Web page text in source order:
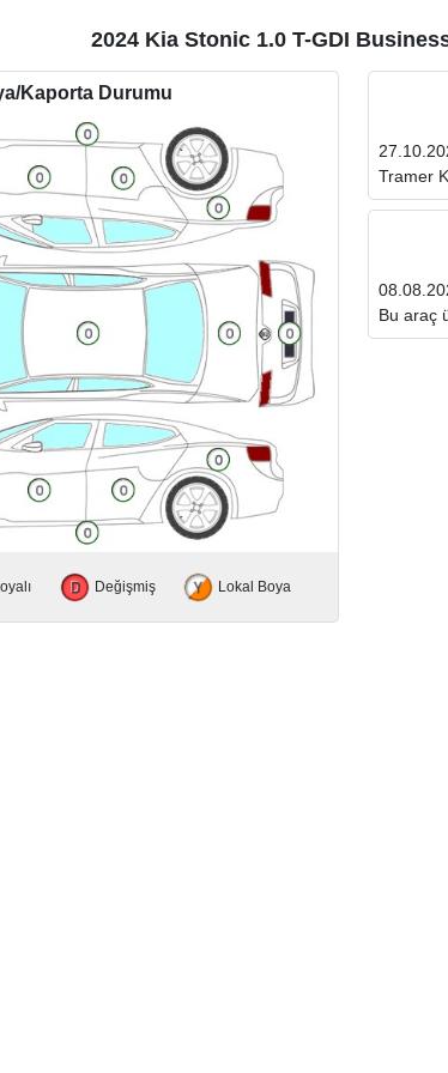
2024 Kia Stonic 1.0 T-GDI
Kaporta Durumu
Değişmiş Lokal Boya
Tramer
Bu araç